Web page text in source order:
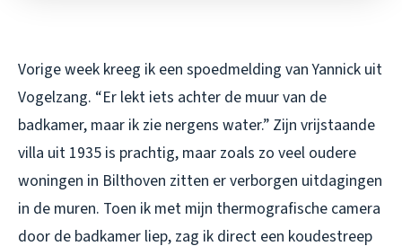
Vorige week kreeg ik een spoedmelding van Yannick uit
Vogelzang. “Er lekt iets achter de muur van de
badkamer, maar ik zie nergens water.” Zijn vrijstaande
villa uit 1935 is prachtig, maar zoals zo veel oudere
woningen in Bilthoven zitten er verborgen uitdagingen
in de muren. Toen ik met mijn thermografische camera
door de badkamer liep, zag ik direct een koudestreep